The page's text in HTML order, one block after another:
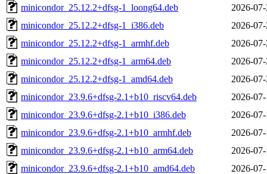
minicondor_25.12.2+dfsg-1_loong64.deb
2026-
minicondor_25.12.2+dfsg-1_i386.deb
2026-
minicondor_25.12.2+dfsg-1_armhf.deb
2026-
minicondor_25.12.2+dfsg-1_arm64.deb
2026-
minicondor_25.12.2+dfsg-1_amd64.deb
2026-
minicondor_23.9.6+dfsg-2.1+b10_riscv64.deb
2026-
minicondor_23.9.6+dfsg-2.1+b10_i386.deb
2026-
minicondor_23.9.6+dfsg-2.1+b10_armhf.deb
2026-
minicondor_23.9.6+dfsg-2.1+b10_arm64.deb
2026-
minicondor_23.9.6+dfsg-2.1+b10_amd64.deb
2026-